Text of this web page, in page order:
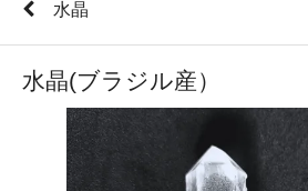
水晶
水晶(ブラジル産）